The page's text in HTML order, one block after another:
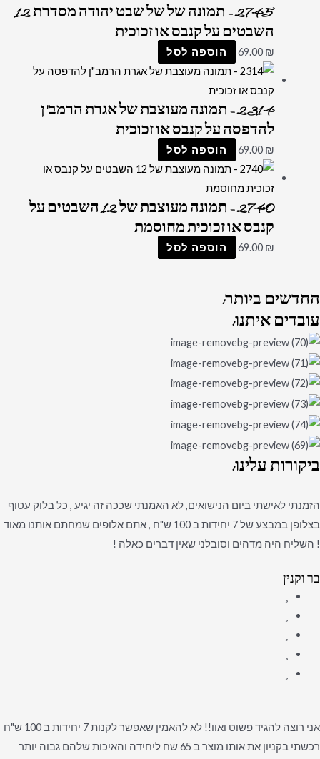
2745 – תמונה של של שבט יהודה מסדרת 12
השבטים על קנבס או זכוכית
69.00 ₪ הוספה לסל
2314 – תמונה מעוצבת של אגרת הרמב"ן
להדפסה על קנבס או זכוכית
69.00 ₪ הוספה לסל
2740 – תמונה מעוצבת של 12 השבטים על
קנבס או זכוכית מחוסמת
69.00 ₪ הוספה לסל
החדשיםביותר:
עובדיםאיתנו:
ביקורותעלינו:
הזמנתי לאישתי ביום הנישואים, לא האמנתי שככה זה יגיע , כל בלוק עטוף
בצלופן במבצע של 7 יחידות ב 100 ש"ח , אתם אלופים שמחתם אותנו מאוד
! השליח היה מדהים וסובלני שאין דברים כאלה !
בר וקנין
אני רוצה להגיד פשוט ואוו!! לא להאמין שאפשר לקנות 7 יחידות ב 100 ש"ח
רכשתי בקניון את אותו מוצר ב 65 שח ליחידה והאיכות שלהם גבוה יותר